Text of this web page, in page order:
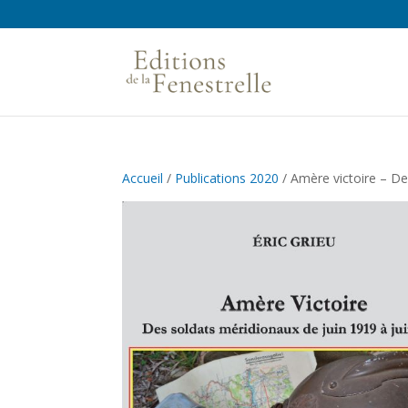
Accueil / Publications 2020 / Amère victoire –